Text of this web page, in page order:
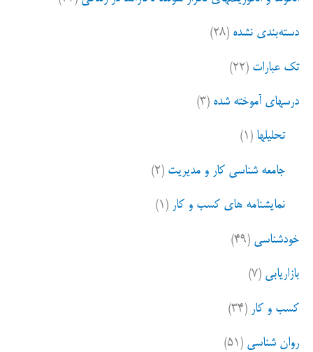
دسته‌بندی نشده (۲۸)
تک عبارات (۲۲)
درسهای آموخته شده (۳)
تحلیلها (۱)
جامعه شناسی کار و مدیریت (۲)
نمایشنامه های کسب و کار (۱)
خودشناسی (۴۹)
بازاریابی (۷)
کسب و کار (۳۴)
روان شناسی (۵۱)